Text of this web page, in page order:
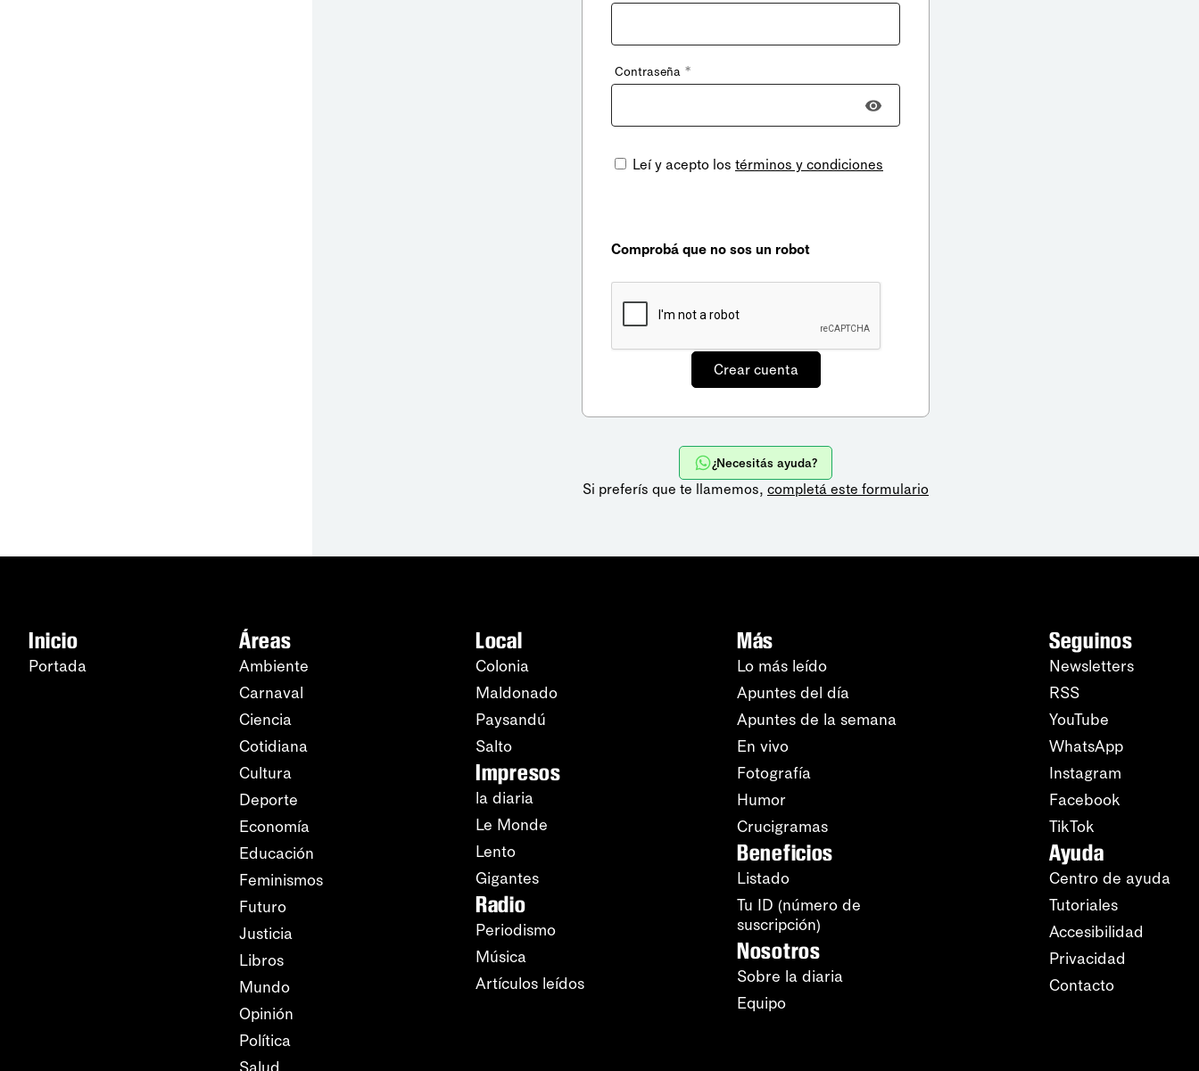
Contraseña *
Leí y acepto los términos y condiciones
Comprobá que no sos un robot
¿Necesitás ayuda?
Si preferís que te llamemos, completá este formulario
Inicio
Portada
Áreas
Ambiente
Carnaval
Ciencia
Cotidiana
Cultura
Deporte
Economía
Educación
Feminismos
Futuro
Justicia
Libros
Mundo
Opinión
Política
Local
Colonia
Maldonado
Paysandú
Salto
Impresos
la diaria
Le Monde
Lento
Gigantes
Radio
Periodismo
Música
Artículos leídos
Más
Lo más leído
Apuntes del día
Apuntes de la semana
En vivo
Fotografía
Humor
Crucigramas
Beneficios
Listado
Tu ID (número de
suscripción)
Nosotros
Sobre la diaria
Equipo
Seguinos
Newsletters
RSS
YouTube
WhatsApp
Instagram
Facebook
TikTok
Ayuda
Centro de ayuda
Tutoriales
Accesibilidad
Privacidad
Contacto